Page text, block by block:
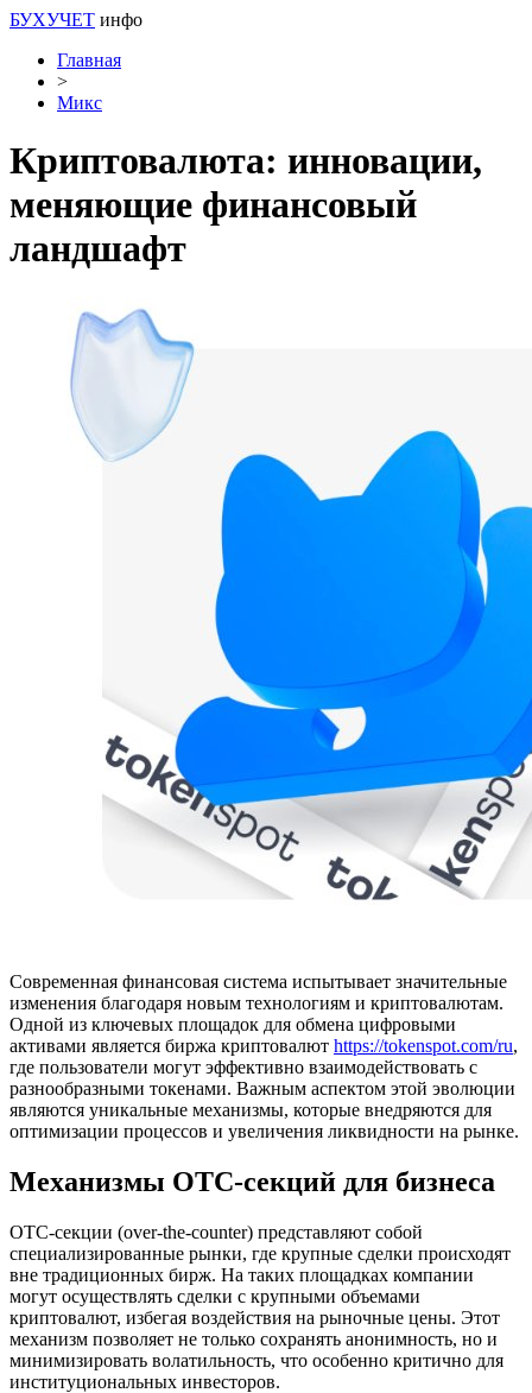
БУХУЧЕТ инфо
Главная
>
Микс
Криптовалюта: инновации,
меняющие финансовый
ландшафт
Современная финансовая система испытывает значительные
изменения благодаря новым технологиям и криптовалютам.
Одной из ключевых площадок для обмена цифровыми
активами является биржа криптовалют https://tokenspot.com/ru,
где пользователи могут эффективно взаимодействовать с
разнообразными токенами. Важным аспектом этой эволюции
являются уникальные механизмы, которые внедряются для
оптимизации процессов и увеличения ликвидности на рынке.
Механизмы OTC-секций для бизнеса
OTC-секции (over-the-counter) представляют собой
специализированные рынки, где крупные сделки происходят
вне традиционных бирж. На таких площадках компании
могут осуществлять сделки с крупными объемами
криптовалют, избегая воздействия на рыночные цены. Этот
механизм позволяет не только сохранять анонимность, но и
минимизировать волатильность, что особенно критично для
институциональных инвесторов.